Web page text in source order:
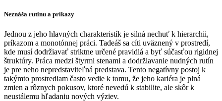
Neznáša rutinu a príkazy
Jednou z jeho hlavných charakteristík je silná nechuť k hierarchii,
príkazom a monotónnej práci. Tadeáš sa cíti uväznený v prostredí,
kde musí dodržiavať striktne určené pravidlá a byť súčasťou rigidnej
štruktúry. Práca medzi štyrmi stenami a dodržiavanie nudných rutín
je pre neho nepredstaviteľná predstava. Tento negatívny postoj k
takýmto prostrediam často vedie k tomu, že jeho kariéra je plná
zmien a rôznych pokusov, ktoré nevedú k stabilite, ale skôr k
neustálemu hľadaniu nových výziev.